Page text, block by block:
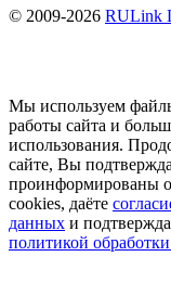
© 2009-2026 RULink
Мы используем
работы сайта и
использования.
сайте, Вы
проинформированы
cookies, даёте
данных и
политикой